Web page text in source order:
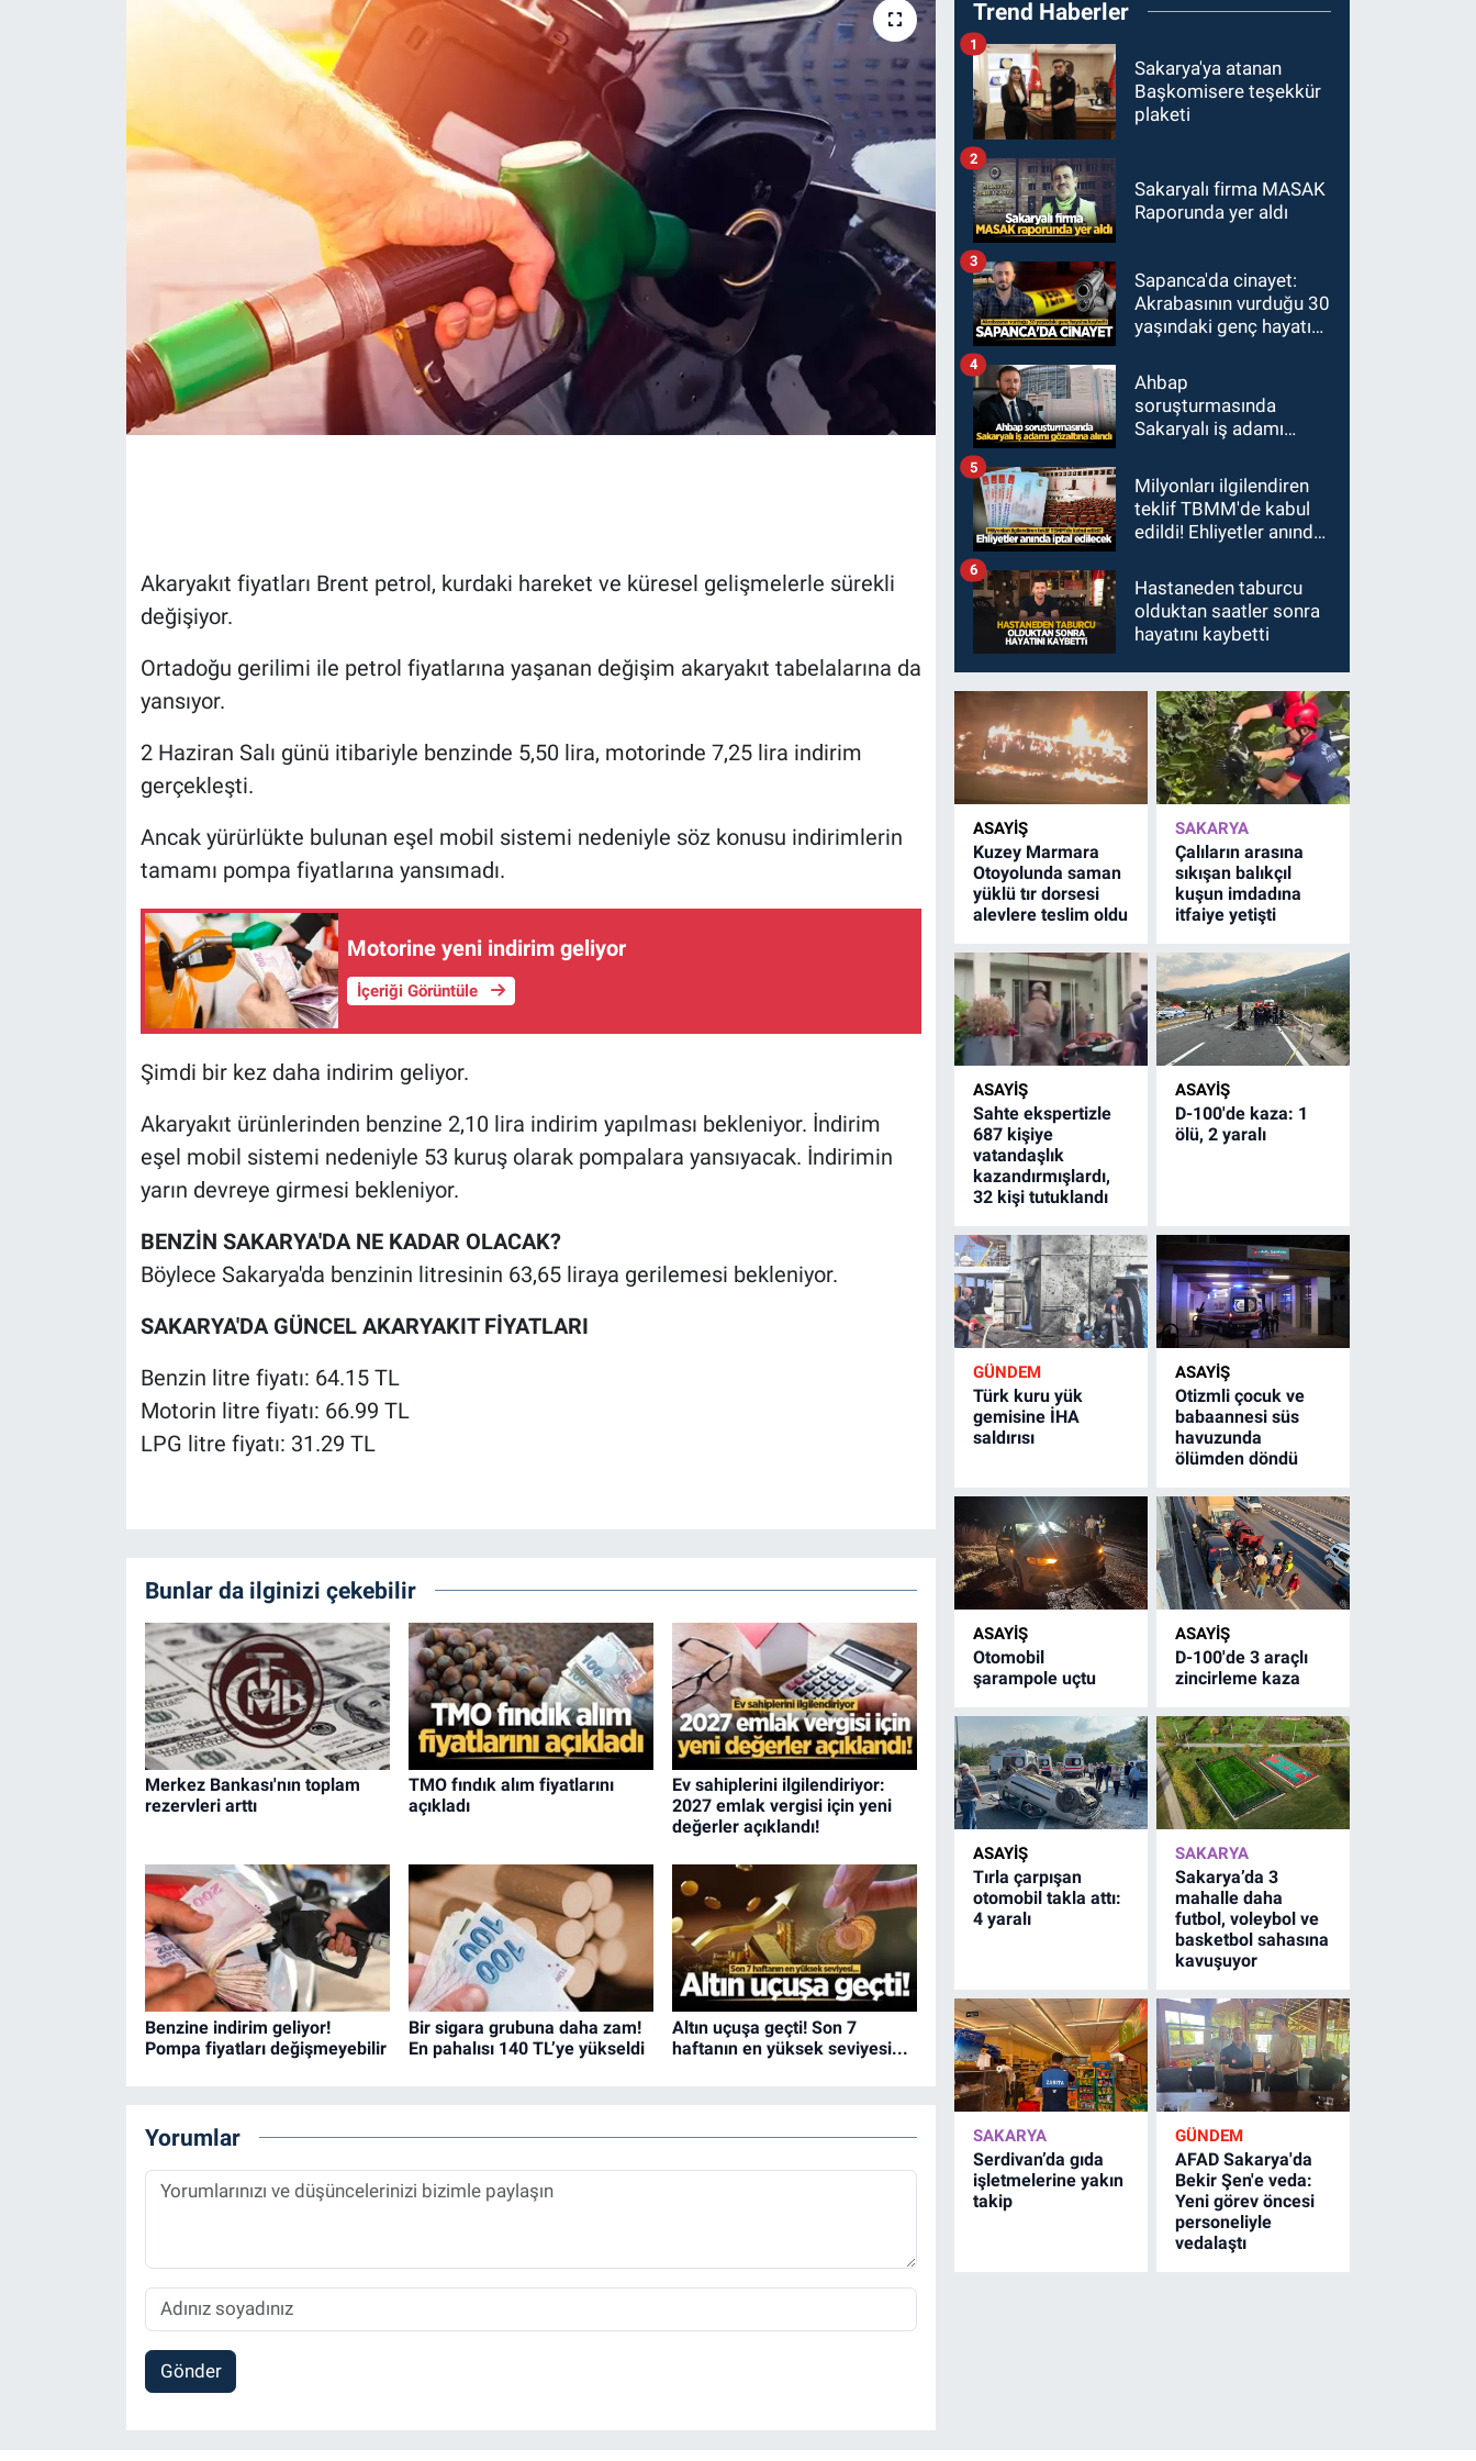
Akaryakıt fiyatları Brent petrol, kurdaki hareket ve küresel gelişmelerle sürekli
değişiyor.
Ortadoğu gerilimi ile petrol fiyatlarına yaşanan değişim akaryakıt tabelalarına da
yansıyor.
2 Haziran Salı günü itibariyle benzinde 5,50 lira, motorinde 7,25 lira indirim
gerçekleşti.
Ancak yürürlükte bulunan eşel mobil sistemi nedeniyle söz konusu indirimlerin
tamamı pompa fiyatlarına yansımadı.
Motorine yeni indirim geliyor
İçeriği Görüntüle
Şimdi bir kez daha indirim geliyor.
Akaryakıt ürünlerinden benzine 2,10 lira indirim yapılması bekleniyor. İndirim
eşel mobil sistemi nedeniyle 53 kuruş olarak pompalara yansıyacak. İndirimin
yarın devreye girmesi bekleniyor.
BENZİN SAKARYA'DA NE KADAR OLACAK?
Böylece Sakarya'da benzinin litresinin 63,65 liraya gerilemesi bekleniyor.
SAKARYA'DA GÜNCEL AKARYAKIT FİYATLARI
Benzin litre fiyatı: 64.15 TL
Motorin litre fiyatı: 66.99 TL
LPG litre fiyatı: 31.29 TL
Bunlar da ilginizi çekebilir
Merkez Bankası'nın toplam
rezervleri arttı
TMO fındık alım fiyatlarını
açıkladı
Ev sahiplerini ilgilendiriyor:
2027 emlak vergisi için yeni
değerler açıklandı!
Benzine indirim geliyor!
Pompa fiyatları değişmeyebilir
Bir sigara grubuna daha zam!
En pahalısı 140 TL’ye yükseldi
Altın uçuşa geçti! Son 7
haftanın en yüksek seviyesi...
Yorumlar
Gönder
Trend Haberler
Sakarya'ya atanan
Başkomisere teşekkür
plaketi
1
Sakaryalı firma MASAK
Raporunda yer aldı
2
Sapanca'da cinayet:
Akrabasının vurduğu 30
yaşındaki genç hayatını
3
Ahbap
soruşturmasında
Sakaryalı iş adamı
4
Milyonları ilgilendiren
teklif TBMM'de kabul
edildi! Ehliyetler anında
5
Hastaneden taburcu
olduktan saatler sonra
hayatını kaybetti
6
ASAYİŞ
Kuzey Marmara
Otoyolunda saman
yüklü tır dorsesi
alevlere teslim oldu
SAKARYA
Çalıların arasına
sıkışan balıkçıl
kuşun imdadına
itfaiye yetişti
ASAYİŞ
Sahte ekspertizle
687 kişiye
vatandaşlık
kazandırmışlardı,
32 kişi tutuklandı
ASAYİŞ
D-100'de kaza: 1
ölü, 2 yaralı
GÜNDEM
Türk kuru yük
gemisine İHA
saldırısı
ASAYİŞ
Otizmli çocuk ve
babaannesi süs
havuzunda
ölümden döndü
ASAYİŞ
Otomobil
şarampole uçtu
ASAYİŞ
D-100'de 3 araçlı
zincirleme kaza
ASAYİŞ
Tırla çarpışan
otomobil takla attı:
4 yaralı
SAKARYA
Sakarya’da 3
mahalle daha
futbol, voleybol ve
basketbol sahasına
kavuşuyor
SAKARYA
Serdivan’da gıda
işletmelerine yakın
takip
GÜNDEM
AFAD Sakarya'da
Bekir Şen'e veda:
Yeni görev öncesi
personeliyle
vedalaştı
MAGAZİN
ÖZEL HABER